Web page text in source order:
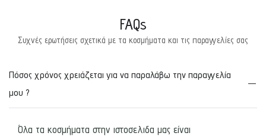
FAQs
Συχνές ερωτήσεις σχετικά με τα κοσμήματα και τις παραγγελίες σας
Πόσος χρόνος χρειάζεται για να παραλάβω την παραγγελία
μου ?
Όλα τα κοσμήματα στην ιστοσελιδα μας είναι